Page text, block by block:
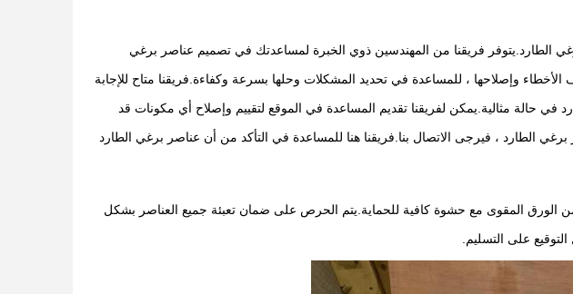
الطارد.يتوفر فريقنا من المهندسين ذوي الخبرة لمساعدتك في تصميم عناصر برغي
وإصلاحها ، للمساعدة في تحديد المشكلات وحلها بسرعة وكفاءة.فريقنا متاح للإجابة
حالة مثالية.يمكن لفريقنا تقديم المساعدة في الموقع لتقييم وإصلاح أي مكونات قد
الطارد ، فيرجى الاتصال بنا.فريقنا هنا للمساعدة في التأكد من أن عناصر برغي الطارد
المقوى مع حشوة كافية للحماية.يتم الحرص على ضمان تعبئة جميع العناصر بشكل
على التسليم.